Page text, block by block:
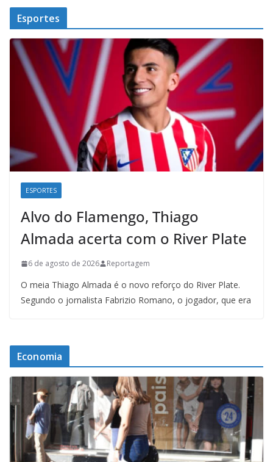
Esportes
ESPORTES
Alvo do Flamengo, Thiago
Almada acerta com o River Plate
6 de agosto de 2026 Reportagem
O meia Thiago Almada é o novo reforço do River Plate.
Segundo o jornalista Fabrizio Romano, o jogador, que era
Economia